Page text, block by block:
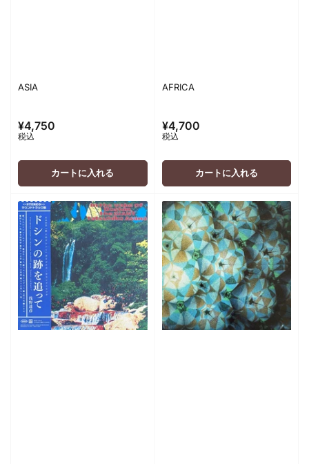
ASIA
通
常
価
¥4,750
税込
カートに入れる
AFRICA
通
常
価
¥4,700
税込
カートに入れる